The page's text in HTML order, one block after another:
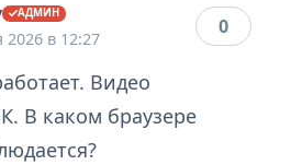
2026 в 12:27
0
Видео
В каком браузере